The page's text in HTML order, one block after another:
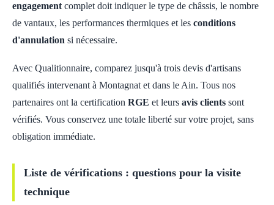
engagement complet doit indiquer le type de châssis, le nombre
de vantaux, les performances thermiques et les conditions
d'annulation si nécessaire.
Avec Qualitionnaire, comparez jusqu'à trois devis d'artisans
qualifiés intervenant à Montagnat et dans le Ain. Tous nos
partenaires ont la certification RGE et leurs avis clients sont
vérifiés. Vous conservez une totale liberté sur votre projet, sans
obligation immédiate.
Liste de vérifications : questions pour la visite
technique